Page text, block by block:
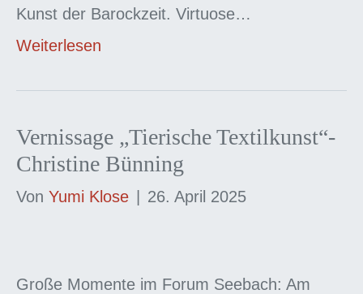
Kunst der Barockzeit. Virtuose…
Weiterlesen
Vernissage „Tierische Textilkunst“-
Christine Bünning
Von Yumi Klose 26. April 2025
Große Momente im Forum Seebach: Am